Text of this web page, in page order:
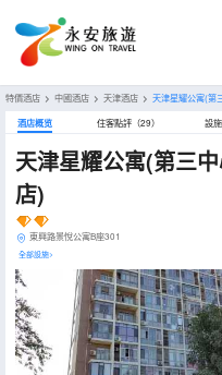
特價酒店 > 中國酒店 > 天津酒店 > 天津星耀公寓(第
酒店概览 住客點評（29） 設
天津星耀公寓(第三
店)
東興路景悅公寓B座301
全部設施>